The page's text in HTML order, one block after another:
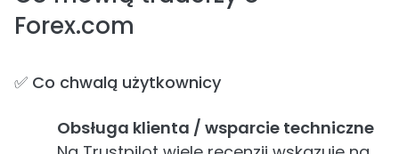
Forex.com
✅ Co chwalą użytkownicy
Obsługa klienta / wsparcie techniczne